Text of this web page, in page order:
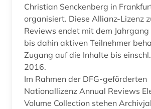
Christian Senckenberg in
organisiert. Diese Allianz-Lizenz
Reviews endet mit dem
bis dahin aktiven Teilnehmer
Zugang auf die Inhalte bis
2016.
Im Rahmen der DFG-geförderten
Nationallizenz Annual Reviews
Volume Collection stehen